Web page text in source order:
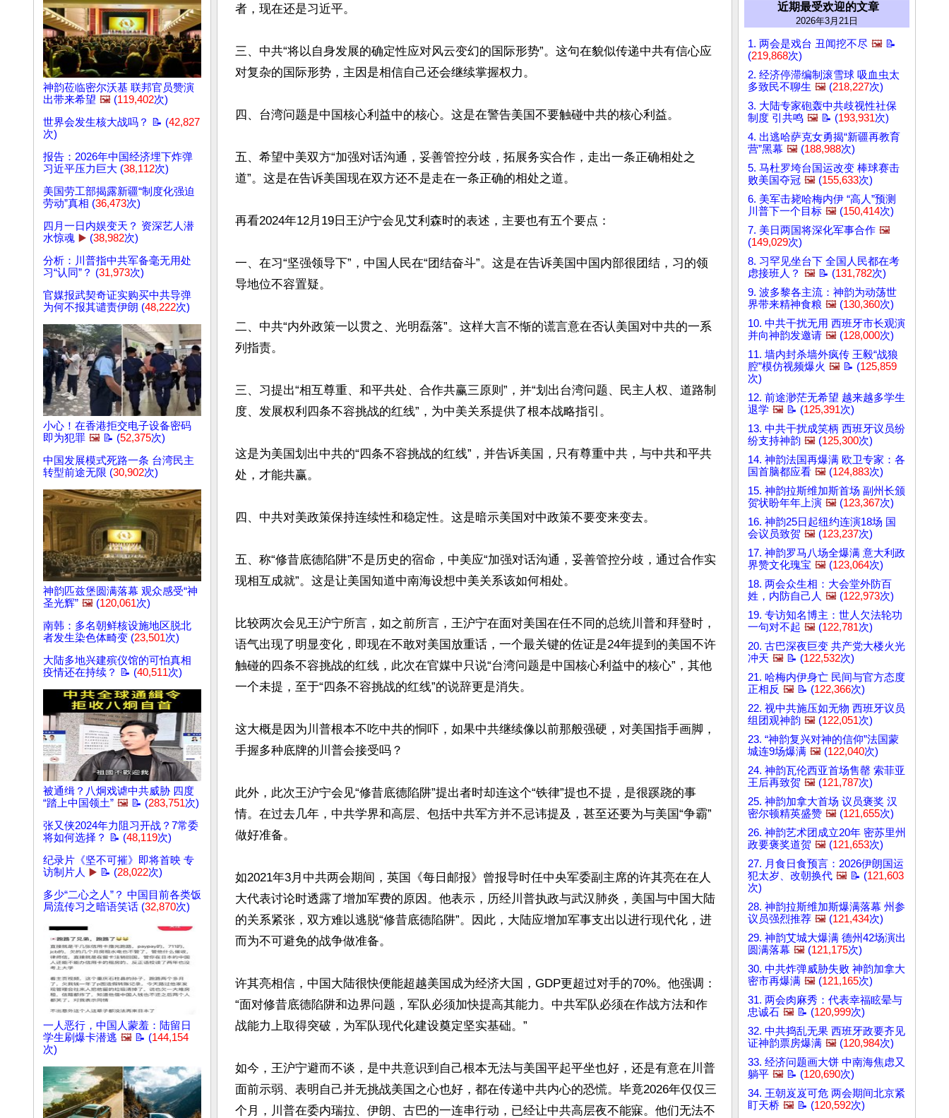
神韵莅临密尔沃基 联邦官员赞演
出带来希望 🖼️ (119,402次)
世界会发生核大战吗？ 📝 (42,827
次)
报告：2026年中国经济埋下炸弹
习近平压力巨大 (38,112次)
美国劳工部揭露新疆“制度化强迫
劳动”真相 (36,473次)
四月一日内娱变天？ 资深艺人潜
水惊魂 ▶️ (38,982次)
分析：川普指中共军备毫无用处
习“认同”？ (31,973次)
官媒报武契奇证实购买中共导弹
为何不报其谴责伊朗 (48,222次)
小心！在香港拒交电子设备密码
即为犯罪 🖼️ 📝 (52,375次)
中国发展模式死路一条 台湾民主
转型前途无限 (30,902次)
神韵匹兹堡圆满落幕 观众感受“神
圣光辉” 🖼️ (120,061次)
南韩：多名朝鲜核设施地区脱北
者发生染色体畸变 (23,501次)
大陆多地兴建殡仪馆的可怕真相
疫情还在持续？ 📝 (40,511次)
被通缉？八炯戏谑中共威胁 四度
“踏上中国领土” 🖼️ 📝 (283,751次)
张又侠2024年力阻习开战？7常委
将如何选择？ 📝 (48,119次)
纪录片《坚不可摧》即将首映 专
访制片人 ▶️ 📝 (28,022次)
多少“二心之人”？ 中国目前各类饭
局流传习之暗语笑话 (32,870次)
一人恶行，中国人蒙羞：陆留日
学生刷爆卡潜逃 🖼️ 📝 (144,154
次)
者，现在还是习近平。
三、中共“将以自身发展的确定性应对风云变幻的国际形势”。这句在貌似传递中共有信心应
对复杂的国际形势，主因是相信自己还会继续掌握权力。
四、台湾问题是中国核心利益中的核心。这是在警告美国不要触碰中共的核心利益。
五、希望中美双方“加强对话沟通，妥善管控分歧，拓展务实合作，走出一条正确相处之
道”。这是在告诉美国现在双方还不是走在一条正确的相处之道。
再看2024年12月19日王沪宁会见艾利森时的表述，主要也有五个要点：
一、在习“坚强领导下”，中国人民在“团结奋斗”。这是在告诉美国中国内部很团结，习的领
导地位不容置疑。
二、中共“内外政策一以贯之、光明磊落”。这样大言不惭的谎言意在否认美国对中共的一系
列指责。
三、习提出“相互尊重、和平共处、合作共赢三原则”，并“划出台湾问题、民主人权、道路制
度、发展权利四条不容挑战的红线”，为中美关系提供了根本战略指引。
这是为美国划出中共的“四条不容挑战的红线”，并告诉美国，只有尊重中共，与中共和平共
处，才能共赢。
四、中共对美政策保持连续性和稳定性。这是暗示美国对中政策不要变来变去。
五、称“修昔底德陷阱”不是历史的宿命，中美应“加强对话沟通，妥善管控分歧，通过合作实
现相互成就”。这是让美国知道中南海设想中美关系该如何相处。
比较两次会见王沪宁所言，如之前所言，王沪宁在面对美国在任不同的总统川普和拜登时，
语气出现了明显变化，即现在不敢对美国放重话，一个最关键的佐证是24年提到的美国不许
触碰的四条不容挑战的红线，此次在官媒中只说“台湾问题是中国核心利益中的核心”，其他
一个未提，至于“四条不容挑战的红线”的说辞更是消失。
这大概是因为川普根本不吃中共的恫吓，如果中共继续像以前那般强硬，对美国指手画脚，
手握多种底牌的川普会接受吗？
此外，此次王沪宁会见“修昔底德陷阱”提出者时却连这个“铁律”提也不提，是很蹊跷的事
情。在过去几年，中共学界和高层、包括中共军方并不忌讳提及，甚至还要为与美国“争霸”
做好准备。
如2021年3月中共两会期间，英国《每日邮报》曾报导时任中央军委副主席的许其亮在在人
大代表讨论时透露了增加军费的原因。他表示，历经川普执政与武汉肺炎，美国与中国大陆
的关系紧张，双方难以逃脱“修昔底德陷阱”。因此，大陆应增加军事支出以进行现代化，进
而为不可避免的战争做准备。
许其亮相信，中国大陆很快便能超越美国成为经济大国，GDP更超过对手的70%。他强调：
“面对修昔底德陷阱和边界问题，军队必须加快提高其能力。中共军队必须在作战方法和作
战能力上取得突破，为军队现代化建设奠定坚实基础。”
如今，王沪宁避而不谈，是中共意识到自己根本无法与美国平起平坐也好，还是有意在川普
面前示弱、表明自己并无挑战美国之心也好，都在传递中共内心的恐慌。毕竟2026年仅仅三
个月，川普在委内瑞拉、伊朗、古巴的一连串行动，已经让中共高层夜不能寐。他们无法不
近期最受欢迎的文章
2026年3月21日
1. 两会是戏台 丑闻挖不尽 🖼️ 📝
(219,868次)
2. 经济停滞编制滚雪球 吸血虫太
多致民不聊生 🖼️ (218,227次)
3. 大陆专家砲轰中共歧视性社保
制度 引共鸣 🖼️ 📝 (193,931次)
4. 出逃哈萨克女勇揭“新疆再教育
营”黑幕 🖼️ (188,988次)
5. 马杜罗垮台国运改变 棒球赛击
败美国夺冠 🖼️ (155,633次)
6. 美军击毙哈梅内伊 “高人”预测
川普下一个目标 🖼️ (150,414次)
7. 美日两国将深化军事合作 🖼️
(149,029次)
8. 习罕见坐台下 全国人民都在考
虑接班人？ 🖼️ 📝 (131,782次)
9. 波多黎各主流：神韵为动荡世
界带来精神食粮 🖼️ (130,360次)
10. 中共干扰无用 西班牙市长观演
并向神韵发邀请 🖼️ (128,000次)
11. 墙内封杀墙外疯传 王毅“战狼
腔”模仿视频爆火 🖼️ 📝 (125,859
次)
12. 前途渺茫无希望 越来越多学生
退学 🖼️ 📝 (125,391次)
13. 中共干扰成笑柄 西班牙议员纷
纷支持神韵 🖼️ (125,300次)
14. 神韵法国再爆满 欧卫专家：各
国首脑都应看 🖼️ (124,883次)
15. 神韵拉斯维加斯首场 副州长颁
贺状盼年年上演 🖼️ (123,367次)
16. 神韵25日起纽约连演18场 国
会议员致贺 🖼️ (123,237次)
17. 神韵罗马八场全爆满 意大利政
界赞文化瑰宝 🖼️ (123,064次)
18. 两会众生相：大会堂外防百
姓，内防自己人 🖼️ (122,973次)
19. 专访知名博主：世人欠法轮功
一句对不起 🖼️ (122,781次)
20. 古巴深夜巨变 共产党大楼火光
冲天 🖼️ 📝 (122,532次)
21. 哈梅内伊身亡 民间与官方态度
正相反 🖼️ 📝 (122,366次)
22. 视中共施压如无物 西班牙议员
组团观神韵 🖼️ (122,051次)
23. “神韵复兴对神的信仰”法国蒙
城连9场爆满 🖼️ (122,040次)
24. 神韵瓦伦西亚首场售罄 索菲亚
王后再致贺 🖼️ (121,787次)
25. 神韵加拿大首场 议员褒奖 汉
密尔顿精英盛赞 🖼️ (121,655次)
26. 神韵艺术团成立20年 密苏里州
政要褒奖道贺 🖼️ (121,653次)
27. 月食日食预言：2026伊朗国运
犯太岁、改朝换代 🖼️ 📝 (121,603
次)
28. 神韵拉斯维加斯爆满落幕 州参
议员强烈推荐 🖼️ (121,434次)
29. 神韵艾城大爆满 德州42场演出
圆满落幕 🖼️ (121,175次)
30. 中共炸弹威胁失败 神韵加拿大
密市再爆满 🖼️ (121,165次)
31. 两会肉麻秀：代表幸福眩晕与
忠诚石 🖼️ 📝 (120,999次)
32. 中共捣乱无果 西班牙政要齐见
证神韵票房爆满 🖼️ (120,984次)
33. 经济问题画大饼 中南海焦虑又
躺平 🖼️ 📝 (120,690次)
34. 王朝岌岌可危 两会期间北京紧
盯天桥 🖼️ 📝 (120,592次)